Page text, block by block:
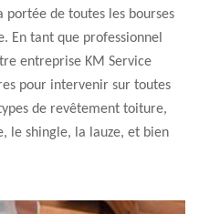
de toutes les bourses
En tant que professionnel
entreprise KM Service
pour intervenir sur toutes
de revêtement toiture,
le shingle, la lauze, et bien